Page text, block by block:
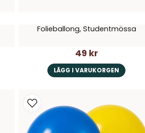
Folieballong, Studentmössa
49 kr
LÄGG I VARUKORGEN